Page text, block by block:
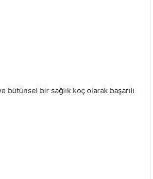
bütünsel bir sağlık koç olarak başarılı